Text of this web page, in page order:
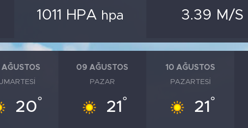
1011 HPA hpa 3.39 M/S
20°
09 AĞUSTOS
PAZAR
21 °
10 AĞUSTOS
PAZARTESI
21 °